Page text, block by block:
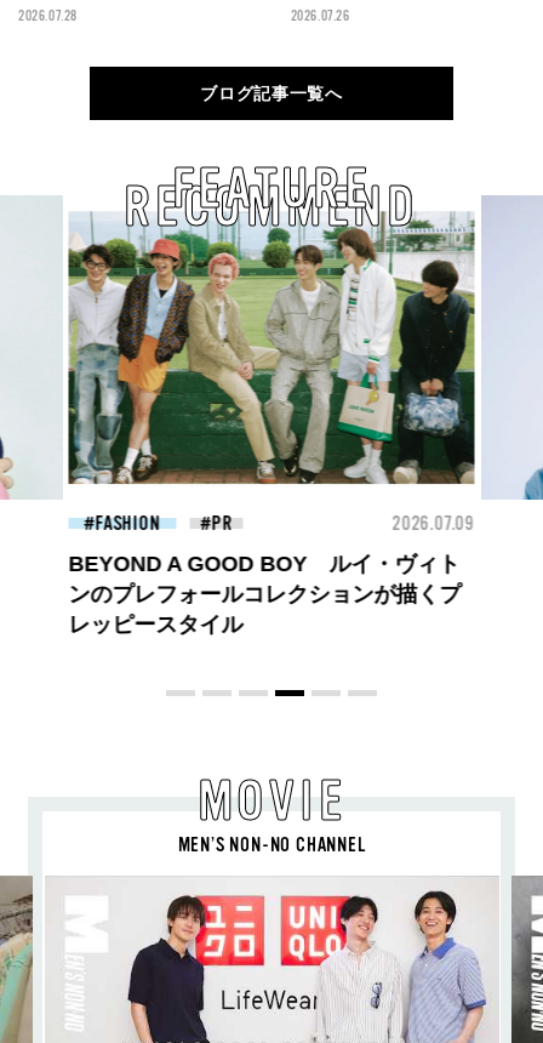
2026.07.28 2026.07.26
ブログ記事一覧へ
RECOMMEND
FEATURE
BEAUTY 2026.07.09
夏のパーマ、さらにあか抜け。N.（エヌ
ドット）のスタイリングアイテムで作る
旬ヘアのテクニックを、人気３サロンに
MOVIE
MEN’S NON-NO CHANNEL